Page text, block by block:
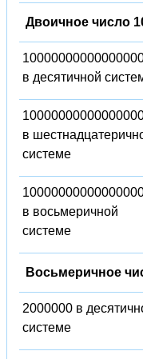
Двоичное число
в десятичной
в
системе
в восьмеричной
системе
Восьмеричное
2000000 в
системе